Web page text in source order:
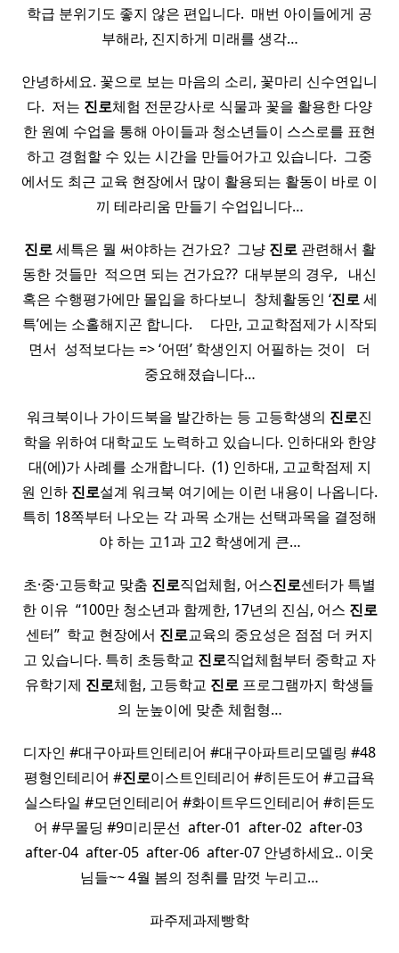
학급 분위기도 좋지 않은 편입니다. ​ 매번 아이들에게 공
부해라, 진지하게 미래를 생각…
안녕하세요. 꽃으로 보는 마음의 소리, 꽃마리 신수연입니
다. ​ 저는 진로체험 전문강사로 식물과 꽃을 활용한 다양
한 원예 수업을 통해 아이들과 청소년들이 스스로를 표현
하고 경험할 수 있는 시간을 만들어가고 있습니다. ​ 그중
에서도 최근 교육 현장에서 많이 활용되는 활동이 바로 이
끼 테라리움 만들기 수업입니다…
진로세특은 뭘 써야하는 건가요? ​ 그냥 진로관련해서 활
동한 것들만 ​ 적으면 되는 건가요?? ​ 대부분의 경우, ​ ​ 내신
혹은 수행평가에만 몰입을 하다보니 ​ 창체활동인 ‘진로세
특’에는 소홀해지곤 합니다. ​ ​ ​ ​ 다만, 고교학점제가 시작되
면서 ​ 성적보다는 => ‘어떤’ 학생인지 어필하는 것이 ​ ​ 더
중요해졌습니다…
워크북이나 가이드북을 발간하는 등 고등학생의 진로진
학을 위하여 대학교도 노력하고 있습니다. 인하대와 한양
대(에)가 사례를 소개합니다. ​ (1) 인하대, 고교학점제 지
원 인하 진로설계 워크북 여기에는 이런 내용이 나옵니다.
특히 18쪽부터 나오는 각 과목 소개는 선택과목을 결정해
야 하는 고1과 고2 학생에게 큰…
초·중·고등학교 맞춤 진로직업체험, 어스진로센터가 특별
한 이유 ​ “100만 청소년과 함께한, 17년의 진심, 어스 진로
센터” ​ 학교 현장에서 진로교육의 중요성은 점점 더 커지
고 있습니다. 특히 초등학교 진로직업체험부터 중학교 자
유학기제 진로체험, 고등학교 진로 프로그램까지 학생들
의 눈높이에 맞춘 체험형…
디자인 #대구아파트인테리어 #대구아파트리모델링 #48
평형인테리어 #진로이스트인테리어 #히든도어 #고급욕
실스타일 #모던인테리어 #화이트우드인테리어 #히든도
어 #무몰딩 #9미리문선 ​ after-01 ​ after-02 ​ after-03 ​
after-04 ​ after-05 ​ after-06 ​ after-07 안녕하세요.. 이웃
님들~~ 4월 봄의 정취를 맘껏 누리고…
파주제과제빵학